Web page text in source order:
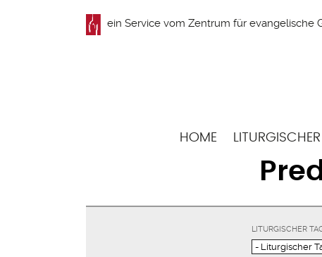
ein Service vom Zentrum für evangelische
Hauptnavigation
HOME
LITURGISCHER